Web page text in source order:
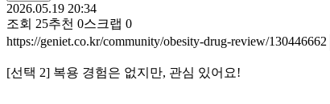
2026.05.19 20:34
조회 25추천 0스크랩 0
https://geniet.co.kr/community/obesity-drug-review/130446662
[선택 2] 복용 경험은 없지만, 관심 있어요!